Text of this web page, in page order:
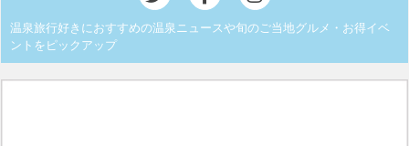
温泉旅行好きにおすすめの温泉ニュースや旬のご当地グルメ・お得イベ
ントをピックアップ